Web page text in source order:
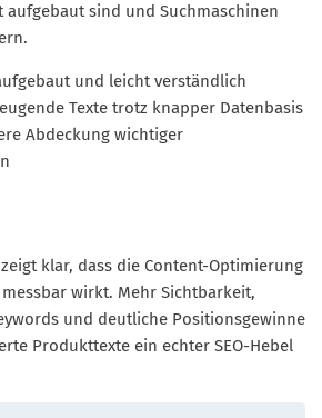
sind und Suchmaschinen
und leicht verständlich
Texte trotz knapper Datenbasis
Abdeckung wichtiger
klar, dass die Content-Optimierung
wirkt. Mehr Sichtbarkeit,
und deutliche Positionsgewinne
Produkttexte ein echter SEO-Hebel